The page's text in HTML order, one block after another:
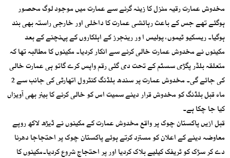
مخدوش عمارت رقیہ منزل کا زینہ گرنے سے عمارت میں موجود لوگ محصور
ہوگئے تھے جس کے باعث رہائشی عمارت کا داخلی اور خارجی راستہ بھی بند
ہوگیا۔ ریسکیو ٹیموں، پولیس ا ور رینجرز کے اہلکاروں کے پہنچنے کے بعد
مکینوں نے مخدوش عمارت خالی کرنے سے انکار کردیا۔ مکینوں کا مطالبہ تھا کہ
متعلقہ بلڈر پگڑی سسٹم کے تحت دی گئی رقم واپس کرے گاتو ہی عمارت خالی
کی جائے گی۔ مخدوش عمارت پر سندھ بلڈنگ کنٹرول اتھارٹی کی جانب سے 2
ماہ قبل بلڈنگ کو مخدوش قرار دینے سمیت اس کو خالی کرنے کا بینر بھی آویزاں
کیا جا چکا ہے۔
قبل ازیں پاکستان چوک پر واقع مخدوش عمارت کے مکینوں نے ڈیڑھ لاکھ روپے
معاوضہ دینے کے اعلان کو مسترد کرتے ہوئے پاکستان چوک پر احتجاجا دھرنا
دے کر سڑک کو ٹریفک کیلیے بلاک کردیا اور پر احتجاج شروع کردیا۔مکینوں کا